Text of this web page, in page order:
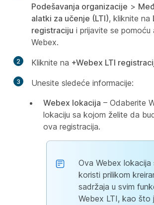
Podešavanja organizacije >
alatki za učenje (LTI), kliknite na
registraciju i prijavite se pomoću
Webex.
2 Kliknite na +Webex LTI
3
Unesite sledeće informacije:
Webex lokacija – Odaberite
lokaciju sa kojom želite da
ova registracija.
Ova Webex lokacija
koristi prilikom
sadržaja u svim
Webex LTI, kao što